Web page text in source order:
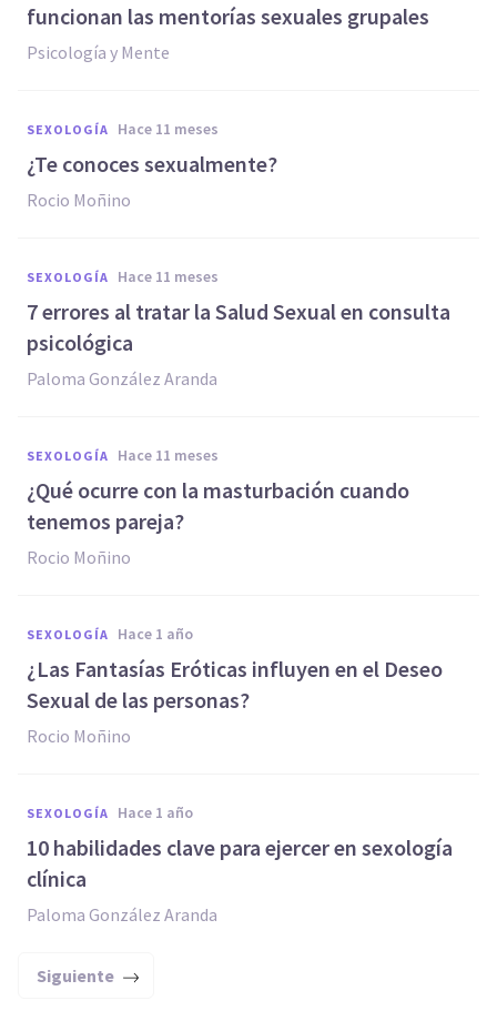
funcionan las mentorías sexuales grupales
Psicología y Mente
SEXOLOGÍA hace 11 meses
¿Te conoces sexualmente?
Rocio Moñino
SEXOLOGÍA hace 11 meses
7 errores al tratar la Salud Sexual en consulta
psicológica
Paloma González Aranda
SEXOLOGÍA hace 11 meses
¿Qué ocurre con la masturbación cuando
tenemos pareja?
Rocio Moñino
SEXOLOGÍA hace 1 año
¿Las Fantasías Eróticas influyen en el Deseo
Sexual de las personas?
Rocio Moñino
SEXOLOGÍA hace 1 año
10 habilidades clave para ejercer en sexología
clínica
Paloma González Aranda
Siguiente